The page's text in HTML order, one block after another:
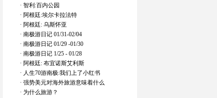
· 智利:百内公园
· 阿根廷:埃尔卡拉法特
· 阿根廷: 乌斯怀亚
· 南极游日记 01/31-02/04
· 南极游日记 01/29 -01/30
· 南极游日记 1/25 - 01/28
· 阿根廷: 布宜诺斯艾利斯
· 人生70游南极:我们上了小红书
· 强势美元对海外旅游意味着什么
· 为什么旅游？